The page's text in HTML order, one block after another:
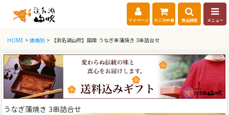
マイページ かごの中身 商品検索 メニュー
HOME > 価格別 > 【浜名湖山吹】国産 うなぎ串蒲焼き 3串詰合せ
うなぎ蒲焼き 3串詰合せ